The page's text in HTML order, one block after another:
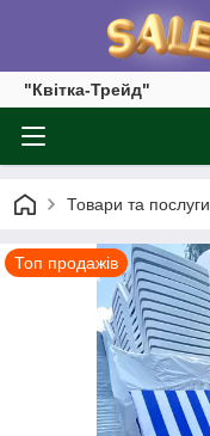
"Квітка-Трейд"
Товари та послуги
Топ продажів